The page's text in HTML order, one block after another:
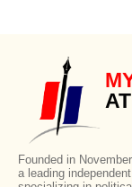
Founded in
a leading